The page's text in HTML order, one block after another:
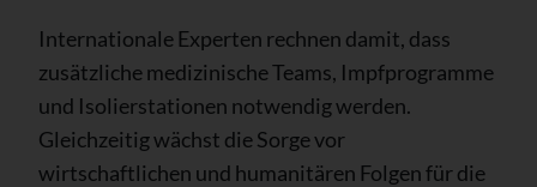
Internationale Experten rechnen damit, dass
zusätzliche medizinische Teams, Impfprogramme
und Isolierstationen notwendig werden.
Gleichzeitig wächst die Sorge vor
wirtschaftlichen und humanitären Folgen für die